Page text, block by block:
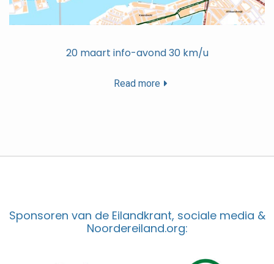
20 maart info-avond 30 km/u
Read more
Sponsoren van de Eilandkrant, sociale media &
Noordereiland.org: